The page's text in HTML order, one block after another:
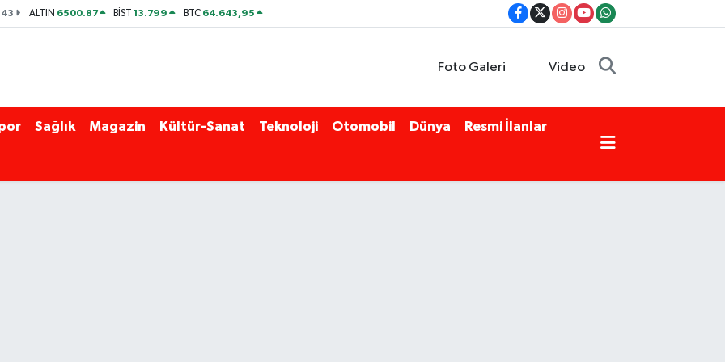
ALTIN 6500.87 BİST13.799 BTC 64.643,95
Foto Galeri Video
Sağlık Magazin Kültür-Sanat Teknoloji Otomobil Dünya Resmi İlanlar